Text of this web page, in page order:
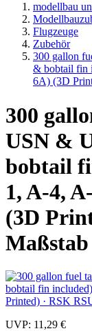
modellbau
Flugzeuge
Zubehör
300 gallon
& bobtail fin
6A) (3D
300
USN &
bobtail
1, A-4,
(3D
UVP: 11,29 €